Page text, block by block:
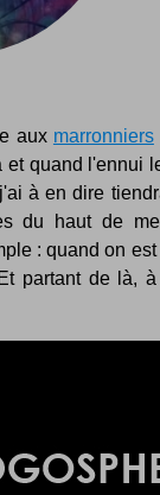
aux marronniers
et quand l'ennui
à en dire
du haut de
: quand on
partant de là,